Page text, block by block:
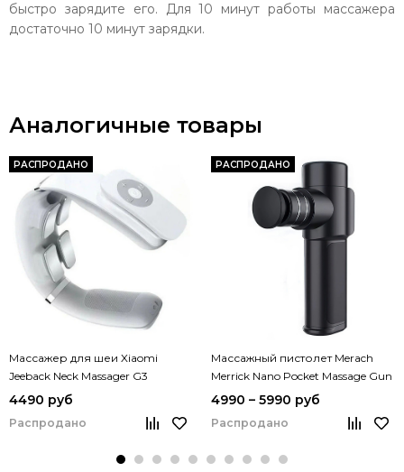
быстро зарядите его. Для 10 минут работы массажера
достаточно 10 минут зарядки.
Аналогичные товары
РАСПРОДАНО
Массажер для шеи Xiaomi
Jeeback Neck Massager G3
4490 руб
Распродано
РАСПРОДАНО
Массажный пистолет Merach
Merrick Nano Pocket Massage Gun
(MR-1537)
4990 – 5990 руб
Распродано